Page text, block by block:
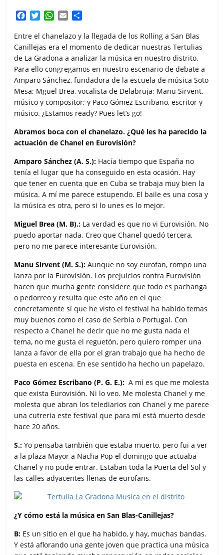
c
e
b
o
k
i
t
t
e
r
W
a
t
s
A
p
p
a
i
l
m
p
a
r
i
r
Entre el chanelazo y la llegada de los Rolling a San Blas
Canillejas era el momento de dedicar nuestras Tertulias
de La Gradona a analizar la música en nuestro distrito.
Para ello congregamos en nuestro escenario de debate a
Amparo Sánchez, fundadora de la escuela de música Soto
Mesa; Mguel Brea, vocalista de Delabruja; Manu Sirvent,
músico y compositor; y Paco Gómez Escribano, escritor y
músico. ¿Estamos ready? Pues let’s go!
Abramos boca con el chanelazo. ¿Qué les ha parecido la
actuación de Chanel en Eurovisión?
Amparo Sánchez (A. S.): Hacía tiempo que España no
tenía el lugar que ha conseguido en esta ocasión. Hay
que tener en cuenta que en Cuba se trabaja muy bien la
música. A mí me parece estupendo. El baile es una cosa y
la música es otra, pero si lo unes es lo mejor.
Miguel Brea (M. B).: La verdad es que no vi Eurovisión. No
puedo aportar nada. Creo que Chanel quedó tercera,
pero no me parece interesante Eurovisión.
Manu Sirvent (M. S.): Aunque no soy eurofan, rompo una
lanza por la Eurovisión. Los prejuicios contra Eurovisión
hacen que mucha gente considere que todo es pachanga
o pedorreo y resulta que este año en el que
concretamente sí que he visto el festival ha habido temas
muy buenos como el caso de Serbia o Portugal. Con
respecto a Chanel he decir que no me gusta nada el
tema, no me gusta el reguetón, pero quiero romper una
lanza a favor de ella por el gran trabajo que ha hecho de
puesta en escena. En ese sentido ha hecho un papelazo.
Paco Gómez Escribano (P. G. E.): A mí es que me molesta
que exista Eurovisión. Ni lo veo. Me molesta Chanel y me
molesta que abran los telediarios con Chanel y me parece
una cutrería este festival que para mí está muerto desde
hace 20 años.
S.: Yo pensaba también que estaba muerto, pero fui a ver
a la plaza Mayor a Nacha Pop el domingo que actuaba
Chanel y no pude entrar. Estaban toda la Puerta del Sol y
las calles adyacentes llenas de eurofans.
¿Y cómo está la música en San Blas-Canillejas?
B: Es un sitio en el que ha habido, y hay, muchas bandas.
Y está aflorando una gente joven que practica una música